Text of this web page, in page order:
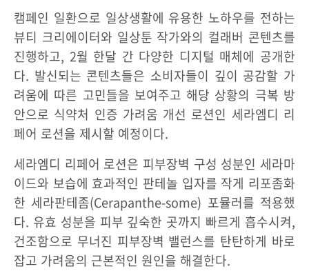
캠페인 일환으로 일상생활에 유용한 노하우를 전하는
뷰티 크리에이터와 일상툰 작가와의 컬래버 콘텐츠를
진행하고, 2월 한달 간 다양한 디지털 매체에 공개한
다. 발신되는 콘텐츠들은 소비자들이 깊이 공감할 가
려움에 따른 고민들을 보여주고 해당 상황의 극복 방
안으로 식약처 인증 가려움 개선 로션인 세라엠디 리
페어 로션을 제시할 예정이다.
세라엠디 리페어 로션은 피부장벽 구성 성분인 세라마
이드와 보습에 효과적인 판테놀 입자를 작게 리포좀화
한 세라판테좀(Cerapanthe-some) 포뮬러를 적용했
다. 유효 성분을 피부 깊숙한 곳까지 빠르게 흡수시켜,
건조함으로 무너진 피부장벽 밸런스를 탄탄하게 바로
잡고 가려움의 근본적인 원인을 해결한다.